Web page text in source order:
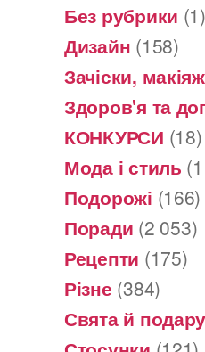
Без рубрики (1)
Дизайн (158)
Зачіски,
Здоров'я та
КОНКУРСИ (18)
Мода і стиль
Подорожі (166)
Поради (2 053)
Рецепти (175)
Різне (384)
Свята й